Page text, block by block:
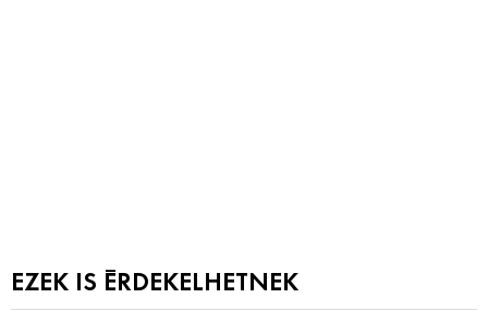
EZEK IS ÉRDEKELHETNEK